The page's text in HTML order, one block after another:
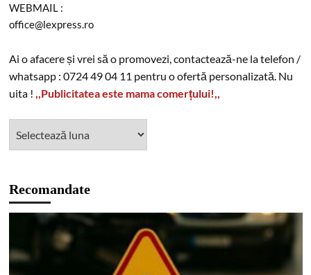
WEBMAIL :
office@lexpress.ro
Ai o afacere și vrei să o promovezi, contactează-ne la telefon /
whatsapp : 0724 49 04 11 pentru o ofertă personalizată. Nu
uita ! ,,Publicitatea este mama comerțului!,,
Recomandate